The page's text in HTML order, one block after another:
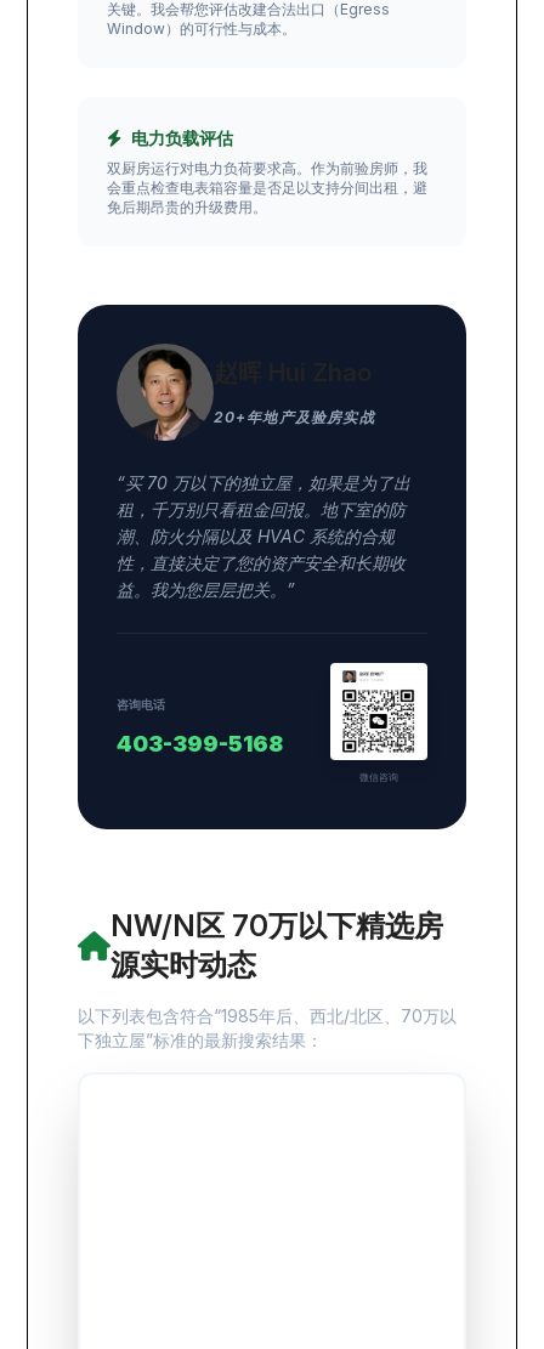
关键。我会帮您评估改建合法出口（Egress
Window）的可行性与成本。
电力负载评估
双厨房运行对电力负荷要求高。作为前验房师，我
会重点检查电表箱容量是否足以支持分间出租，避
免后期昂贵的升级费用。
20+年地产及验房实战
“买 70 万以下的独立屋，如果是为了出
租，千万别只看租金回报。地下室的防
潮、防火分隔以及 HVAC 系统的合规
性，直接决定了您的资产安全和长期收
益。我为您层层把关。”
咨询电话
403-399-5168
微信咨询
NW/N区 70万以下精选房
源实时动态
以下列表包含符合“1985年后、西北/北区、70万以
下独立屋”标准的最新搜索结果：